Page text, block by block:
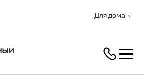
Для дома